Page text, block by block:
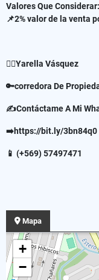
Valores Que Considerar:
📌2% valor de la venta
✍🏻Yarella Vásquez
🔑corredora De
✍Contáctame A Mi
➡️https://bit.ly/3bn84q0
📱 (+569) 57497471
Mapa
+
−